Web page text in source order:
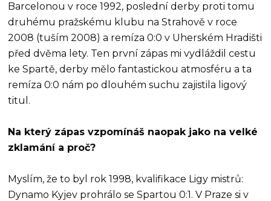
Barcelonou v roce 1992, poslední derby proti tomu
druhému pražskému klubu na Strahově v roce
2008 (tuším 2008) a remíza 0:0 v Uherském Hradišti
před dvěma lety. Ten první zápas mi vydláždil cestu
ke Spartě, derby mělo fantastickou atmosféru a ta
remíza 0:0 nám po dlouhém suchu zajistila ligový
titul.
Na který zápas vzpomínáš naopak jako na velké
zklamání a proč?
Myslím, že to byl rok 1998, kvalifikace Ligy mistrů:
Dynamo Kyjev prohrálo se Spartou 0:1. V Praze si v